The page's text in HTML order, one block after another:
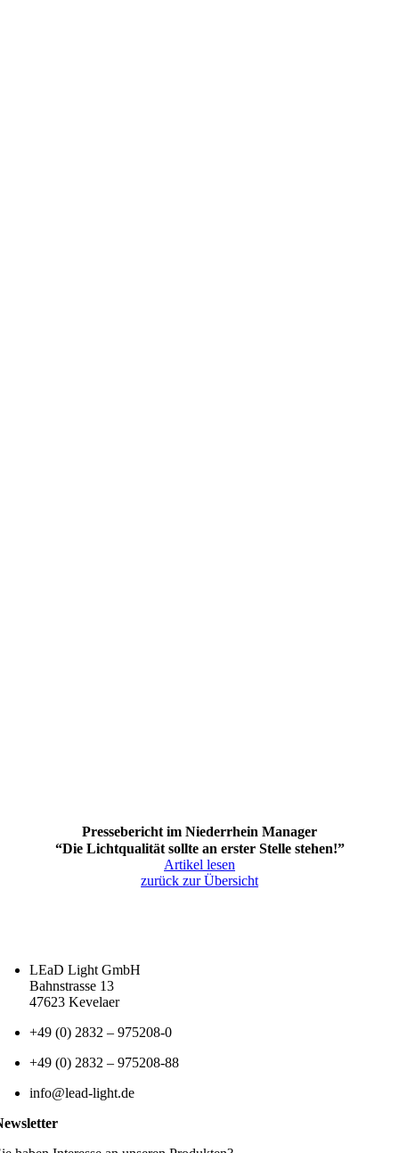
Pressebericht im Niederrhein Manager
“Die Lichtqualität sollte an erster Stelle stehen!”
Artikel lesen
zurück zur Übersicht
LEaD Light GmbH
Bahnstrasse 13
47623 Kevelaer
+49 (0) 2832 – 975208-0
+49 (0) 2832 – 975208-88
info@lead-light.de